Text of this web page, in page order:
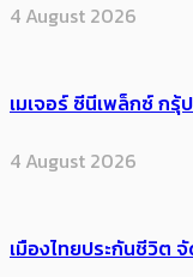
4 August 2026
เมเจอร์ ซีนีเพล็กซ์ ก
4 August 2026
เมืองไทยประกันชีวิต